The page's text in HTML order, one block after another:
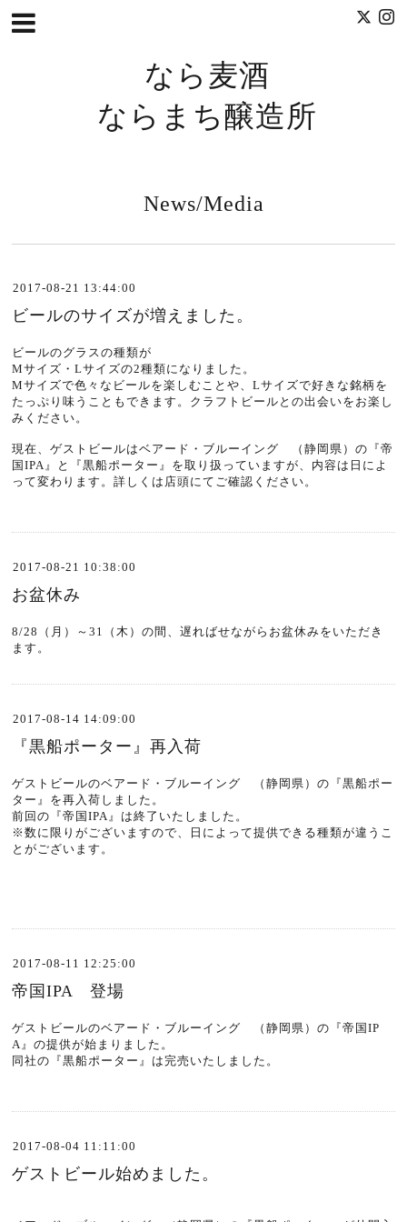
なら麦酒
ならまち醸造所
News/Media
2017-08-21 13:44:00
ビールのサイズが増えました。
ビールのグラスの種類が
Mサイズ・Lサイズの2種類になりました。
Mサイズで色々なビールを楽しむことや、Lサイズで好きな銘柄を
たっぷり味うこともできます。クラフトビールとの出会いをお楽し
みください。
現在、ゲストビールはベアード・ブルーイング （静岡県）の『帝
国IPA』と『黒船ポーター』を取り扱っていますが、内容は日によ
って変わります。詳しくは店頭にてご確認ください。
2017-08-21 10:38:00
お盆休み
8/28（月）～31（木）の間、遅ればせながらお盆休みをいただき
ます。
2017-08-14 14:09:00
『黒船ポーター』再入荷
ゲストビールのベアード・ブルーイング （静岡県）の『黒船ポー
ター』を再入荷しました。
前回の『帝国IPA』は終了いたしました。
※数に限りがございますので、日によって提供できる種類が違うこ
とがございます。
2017-08-11 12:25:00
帝国IPA 登場
ゲストビールのベアード・ブルーイング （静岡県）の『帝国IP
A』の提供が始まりました。
同社の『黒船ポーター』は完売いたしました。
2017-08-04 11:11:00
ゲストビール始めました。